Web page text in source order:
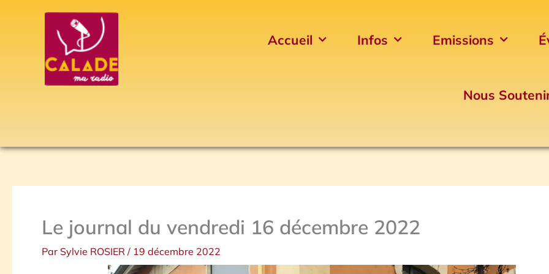
Accueil Infos Emissions
Nous
Le journal du vendredi 16 décembre 2022
Par Sylvie ROSIER / 19 décembre 2022